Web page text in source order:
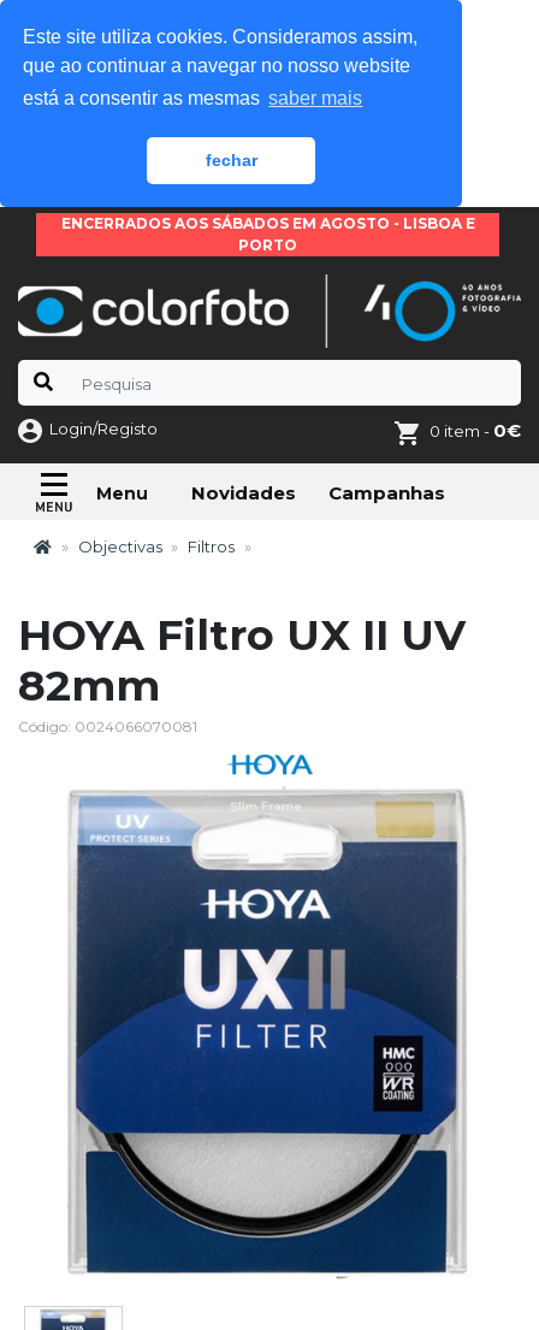
Este site utiliza cookies. Consideramos assim,
que ao continuar a navegar no nosso website
está a consentir as mesmas saber mais
fechar
ENCERRADOS AOS SÁBADOS EM AGOSTO - LISBOA E
PORTO
Login/Registo 0 item - 0€
Menu Novidades Campanhas
Objectivas Filtros
HOYA Filtro UX II UV
82mm
Código: 0024066070081